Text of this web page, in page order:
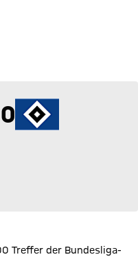
0
Treffer der Bundesliga-